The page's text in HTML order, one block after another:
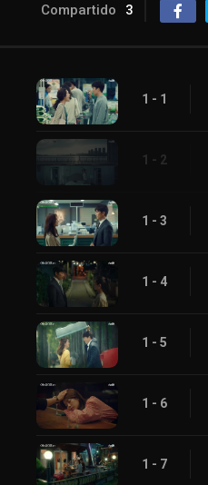
Compartido 3
1 - 1
1 - 2
1 - 3
1 - 4
1 - 5
1 - 6
1 - 7